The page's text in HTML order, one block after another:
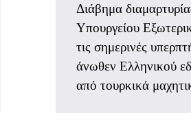
Διάβημα
Υπουργείου
τις σημερινές
άνωθεν Ελληνικού
από τουρκικά